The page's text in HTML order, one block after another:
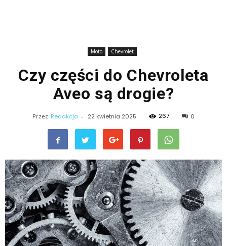
Moto Chevrolet
Czy części do Chevroleta
Aveo są drogie?
Przez Redakcja - 22 kwietnia 2025 267 0